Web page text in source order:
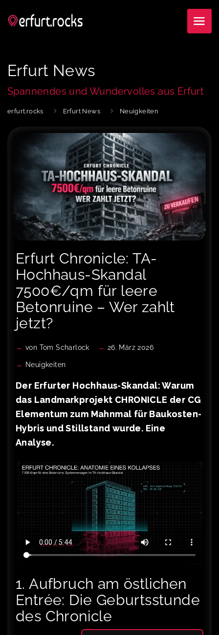
Erfurt News
Spannendes und Wundervolles aus Erfurt
erfurt.rocks Erfurt News Neuigkeiten
Erfurt Chronicle: TA-
Hochhaus-Skandal
7500€/qm für leere
Betonruine – Wer zahlt
jetzt?
von Tom Scharlock 26. März 2026
Neuigkeiten
Der Erfurter Hochhaus-Skandal: Warum
das Landmarkprojekt CHRONICLE der CG
Elementum zum Mahnmal für Baukosten-
Hybris und Stillstand wurde. Eine
Analyse.
1. Aufbruch am östlichen
Entrée: Die Geburtsstunde
des Chronicle